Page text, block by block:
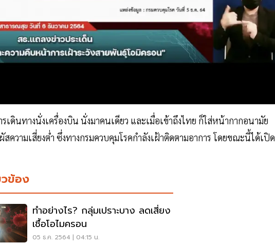
ดินทางนั่งเครื่องบิน นั่งมาคนเดียว และเมื่อเข้าถึงไทย ก็ใส่หน้ากากอนามัย
วามเสี่ยงต่ำ ซึ่งทางกรมควบคุมโรคกำลังเฝ้าติดตามอาการ โดยขณะนี้ได้เปิด
ข้อง
ทำอย่างไร? กลุ่มเปราะบาง ลดเสี่ยง
เชื้อโอไมครอน
05 ธ.ค. 2564 | 04:15 น.